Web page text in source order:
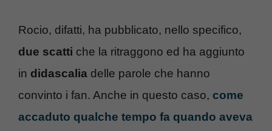
Rocio, difatti, ha pubblicato, nello specifico,
due scatti che la ritraggono ed ha aggiunto
in didascalia delle parole che hanno
convinto i fan. Anche in questo caso, come
accaduto qualche tempo fa quando aveva